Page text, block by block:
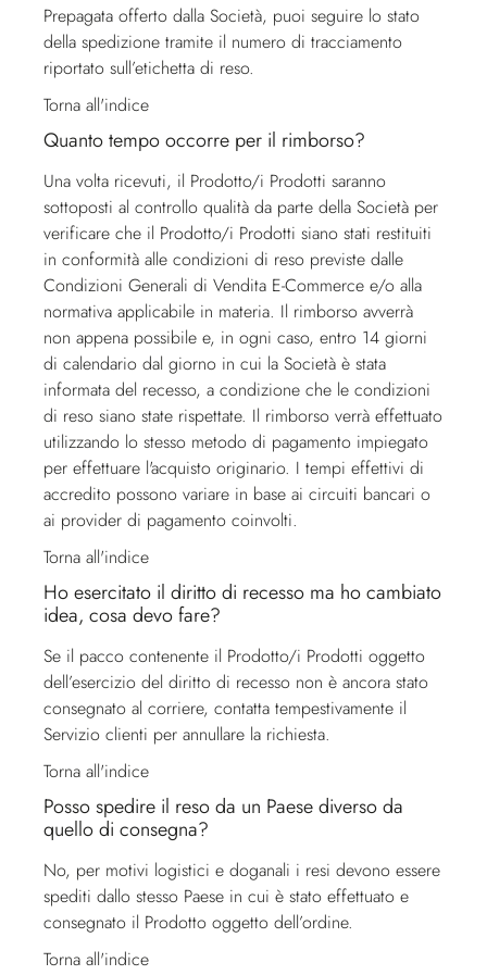
Prepagata offerto dalla Società, puoi seguire lo stato
della spedizione tramite il numero di tracciamento
riportato sull’etichetta di reso.
Torna all'indice
Quanto tempo occorre per il rimborso?
Una volta ricevuti, il Prodotto/i Prodotti saranno
sottoposti al controllo qualità da parte della Società per
verificare che il Prodotto/i Prodotti siano stati restituiti
in conformità alle condizioni di reso previste dalle
Condizioni Generali di Vendita E-Commerce e/o alla
normativa applicabile in materia. Il rimborso avverrà
non appena possibile e, in ogni caso, entro 14 giorni
di calendario dal giorno in cui la Società è stata
informata del recesso, a condizione che le condizioni
di reso siano state rispettate. Il rimborso verrà effettuato
utilizzando lo stesso metodo di pagamento impiegato
per effettuare l'acquisto originario. I tempi effettivi di
accredito possono variare in base ai circuiti bancari o
ai provider di pagamento coinvolti.
Torna all'indice
Ho esercitato il diritto di recesso ma ho cambiato
idea, cosa devo fare?
Se il pacco contenente il Prodotto/i Prodotti oggetto
dell’esercizio del diritto di recesso non è ancora stato
consegnato al corriere, contatta tempestivamente il
Servizio clienti per annullare la richiesta.
Torna all'indice
Posso spedire il reso da un Paese diverso da
quello di consegna?
No, per motivi logistici e doganali i resi devono essere
spediti dallo stesso Paese in cui è stato effettuato e
consegnato il Prodotto oggetto dell’ordine.
Torna all'indice